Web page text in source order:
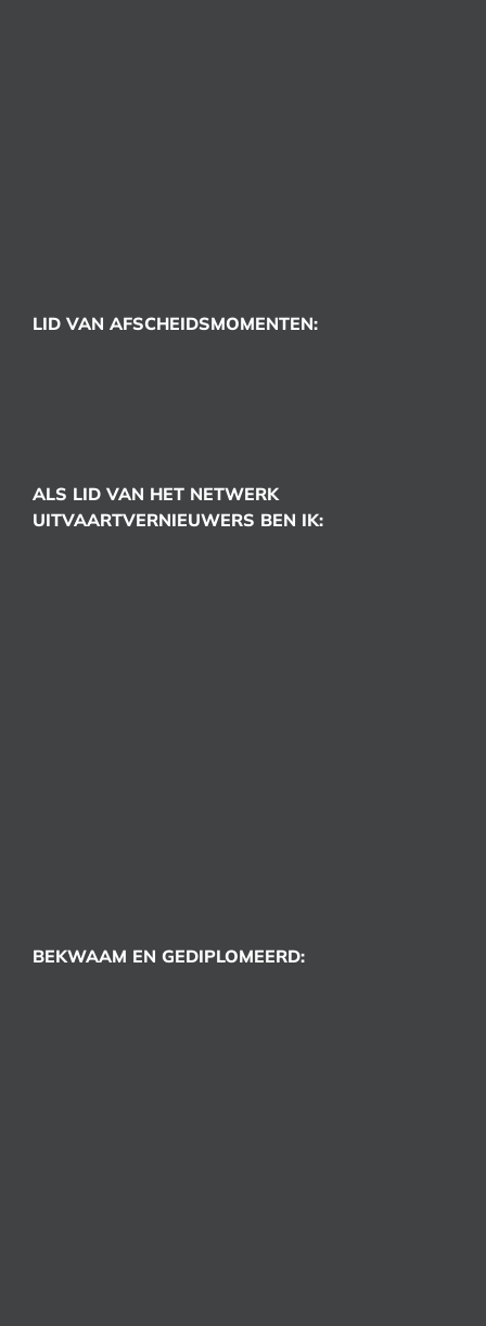
LID VAN AFSCHEIDSMOMENTEN:
ALS LID VAN HET NETWERK
UITVAARTVERNIEUWERS BEN IK:
BEKWAAM EN GEDIPLOMEERD: